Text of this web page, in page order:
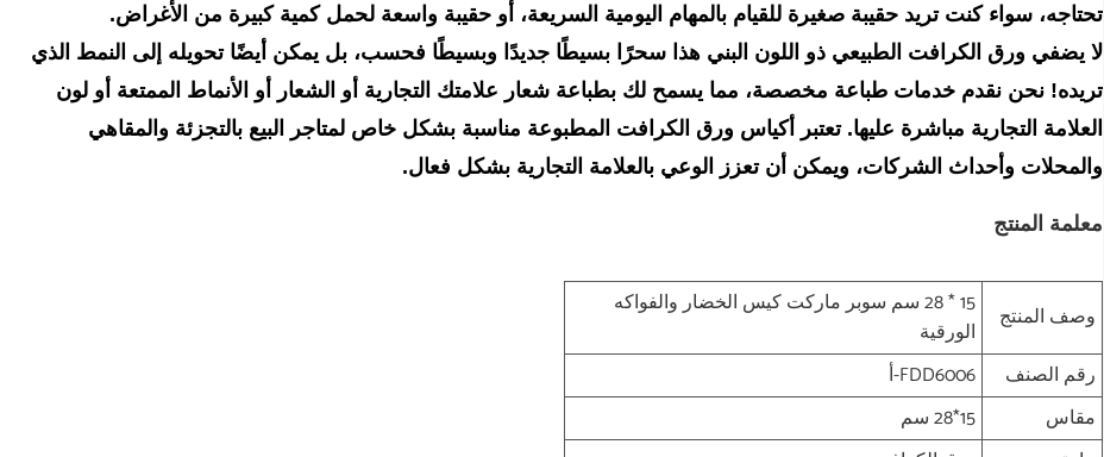
تحتاجه، سواء كنت تريد حقيبة صغيرة للقيام بالمهام اليومية السريعة، أو حقيبة واسعة لحمل كمية كبيرة من الأغراض.
لا يضفي ورق الكرافت الطبيعي ذو اللون البني هذا سحرًا بسيطًا جديدًا وبسيطًا فحسب، بل يمكن أيضًا تحويله إلى النمط الذي
تريده! نحن نقدم خدمات طباعة مخصصة، مما يسمح لك بطباعة شعار علامتك التجارية أو الشعار أو الأنماط الممتعة أو لون
العلامة التجارية مباشرة عليها. تعتبر أكياس ورق الكرافت المطبوعة مناسبة بشكل خاص لمتاجر البيع بالتجزئة والمقاهي
والمحلات وأحداث الشركات، ويمكن أن تعزز الوعي بالعلامة التجارية بشكل فعال.
معلمة المنتج
وصف المنتج
15 * 28 سم سوبر ماركت كيس الخضار والفواكه
الورقية
رقم الصنف
FDD6006-أ
مقاس
15*28 سم